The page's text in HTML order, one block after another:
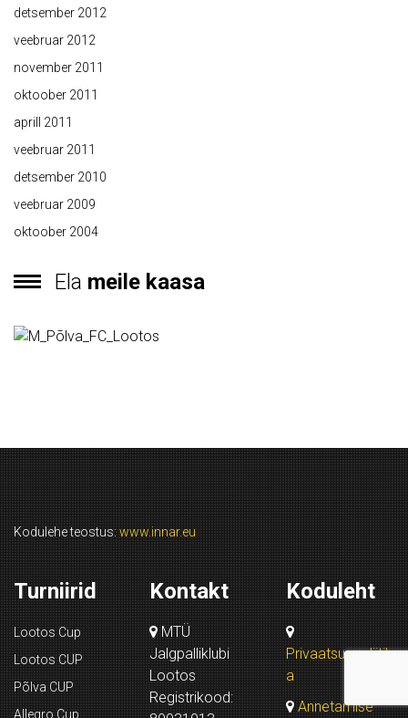
detsember 2012
veebruar 2012
november 2011
oktoober 2011
aprill 2011
veebruar 2011
detsember 2010
veebruar 2009
oktoober 2004
Ela meile kaasa
Kodulehe teostus: www.innar.eu
Turniirid
Lootos Cup
Lootos CUP
Põlva CUP
Allegro Cup
Kontakt
MTÜ
Jalgpalliklubi
Lootos
Registrikood:
Koduleht
Privaatsuspoliitik
a
Annetamise